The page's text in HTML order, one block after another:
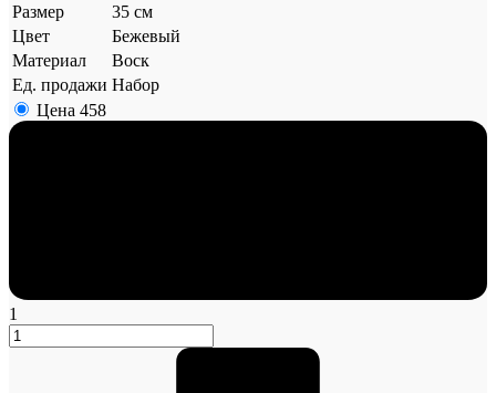
Размер
35 см
Цвет
Бежевый
Материал
Воск
Ед. продажи Набор
Цена 458
1